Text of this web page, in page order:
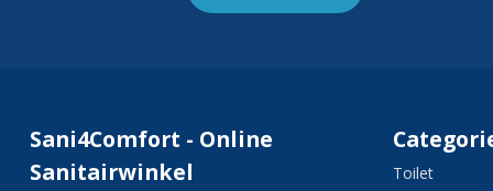
Sani4Comfort - Online
Sanitairwinkel
Toilet